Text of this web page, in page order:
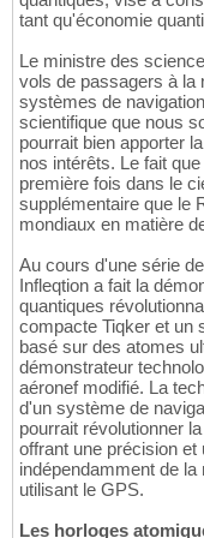
tant qu'économie
Le ministre des
vols de passagers à la
systèmes de
scientifique que nous
pourrait bien apporter
nos intérêts. Le fait
première fois dans le
supplémentaire que le
mondiaux en matière
Au cours d'une série
Infleqtion a fait la
quantiques
compacte Tiqker et un
basé sur des atomes
démonstrateur
aéronef modifié. La
d'un système de
pourrait révolutionner
offrant une précision
indépendamment de la
utilisant le GPS.
Les horloges